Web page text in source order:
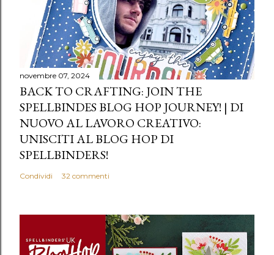
novembre 07, 2024
BACK TO CRAFTING: JOIN THE
SPELLBINDES BLOG HOP JOURNEY! | DI
NUOVO AL LAVORO CREATIVO:
UNISCITI AL BLOG HOP DI
SPELLBINDERS!
Condividi 32 commenti